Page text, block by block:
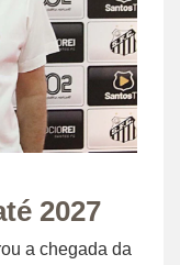
2027
a chegada da